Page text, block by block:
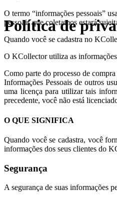
Política de
O termo “informações pessoais”
pessoais que coletamos estará
Quando você se cadastra no
O KCollector utiliza as informações
Como parte do processo de
Informações Pessoais de outros
uma licença para utilizar tais
precedente, você não está
O QUE SIGNIFICA
Quando você se cadastra, você
informações dos seus clientes do
Segurança
A segurança de suas informações